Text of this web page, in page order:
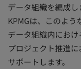
データ組織を編成し
KPMGは、このよう
データ組織内におけ
プロジェクト推進
サポートします。